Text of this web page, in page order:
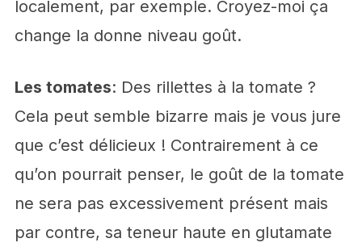
localement, par exemple. Croyez-moi ça
change la donne niveau goût.
Les tomates: Des rillettes à la tomate ?
Cela peut semble bizarre mais je vous jure
que c’est délicieux ! Contrairement à ce
qu’on pourrait penser, le goût de la tomate
ne sera pas excessivement présent mais
par contre, sa teneur haute en glutamate